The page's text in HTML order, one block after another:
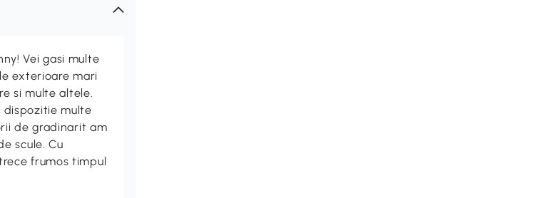
Vei gasi multe
exterioare mari
si multe altele.
dispozitie multe
de gradinarit am
scule. Cu
frumos timpul